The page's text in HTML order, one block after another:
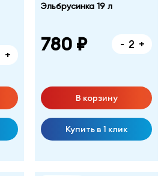
+
Эльбрусинка 19 л
780 ₽ - +
В корзину
Купить в 1 клик